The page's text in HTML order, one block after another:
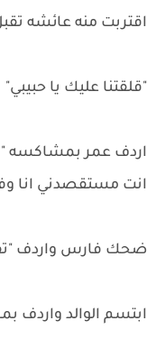
اقتربت منه عائشه
"قلقتنا عليك يا حبيبي"
اردف عمر بمشاكسه
انت مستقصدني انا
ضحك فارس واردف
ابتسم الوالد واردف